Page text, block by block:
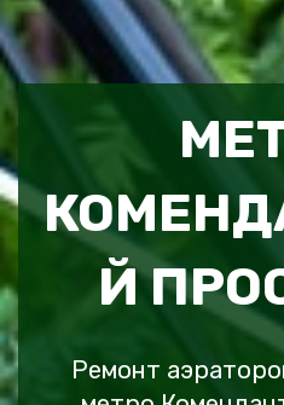
Й
Ремонт